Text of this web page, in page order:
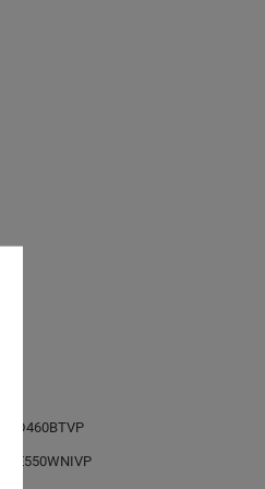
D460BTVP
E550WNIVP